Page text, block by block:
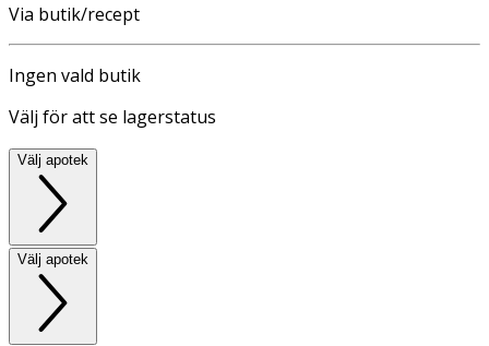
Via butik/recept
Ingen vald butik
Välj för att se lagerstatus
Välj apotek
Välj apotek